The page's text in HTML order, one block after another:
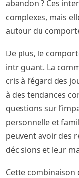
abandon ? Ces
complexes, mais
autour du
De plus, le
intriguant. La
cris à l’égard des
à des tendances
questions sur
personnelle et
peuvent avoir des
décisions et leur
Cette combinaison